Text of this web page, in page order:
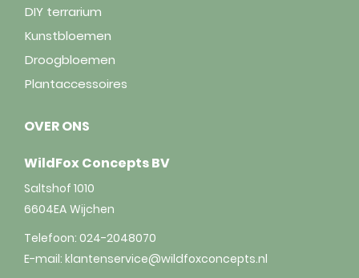
DIY terrarium
Kunstbloemen
Droogbloemen
Plantaccessoires
OVER ONS
WildFox Concepts BV
Saltshof 1010
6604EA Wijchen
Telefoon: 024-2048070
E-mail: klantenservice@wildfoxconcepts.nl